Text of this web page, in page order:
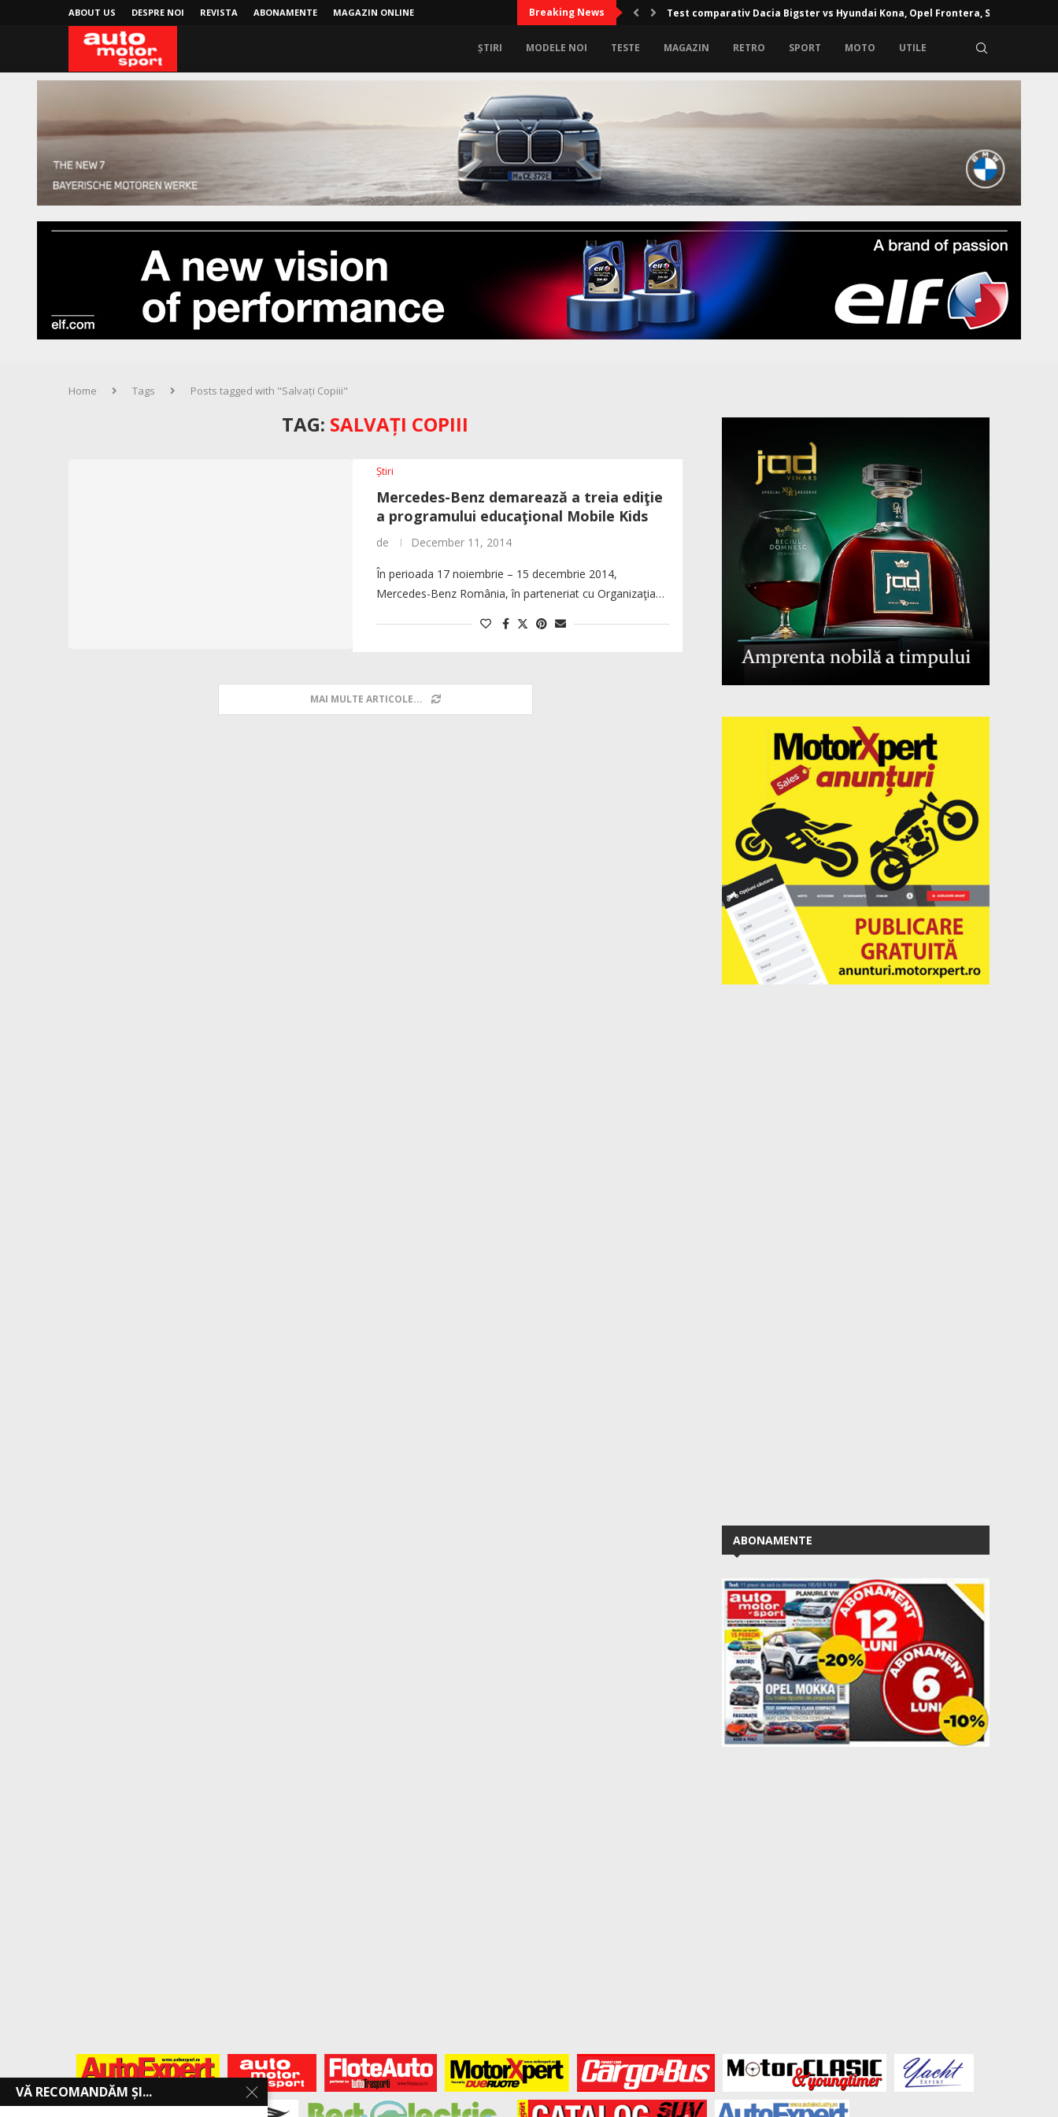
ABOUT US DESPRE NOI REVISTA ABONAMENTE MAGAZIN ONLINE Breaking News Test comparativ Dacia Bigster vs Hyundai Kona, Opel Frontera, Skoda...
ȘTIRI MODELE NOI TESTE MAGAZIN RETRO SPORT MOTO UTILE
Home Tags Posts tagged with "Salvați Copiii"
TAG: SALVAȚI COPIII
Știri
Mercedes-Benz demarează a treia ediţie
a programului educaţional Mobile Kids
de December 11, 2014
În perioada 17 noiembrie – 15 decembrie 2014,
Mercedes-Benz România, în parteneriat cu Organizaţia…
MAI MULTE ARTICOLE...
ABONAMENTE
VĂ RECOMANDĂM ȘI...